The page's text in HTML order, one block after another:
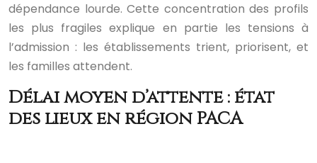
dépendance lourde. Cette concentration des profils
les plus fragiles explique en partie les tensions à
l’admission : les établissements trient, priorisent, et
les familles attendent.
Délai moyen d’attente : état
des lieux en région PACA